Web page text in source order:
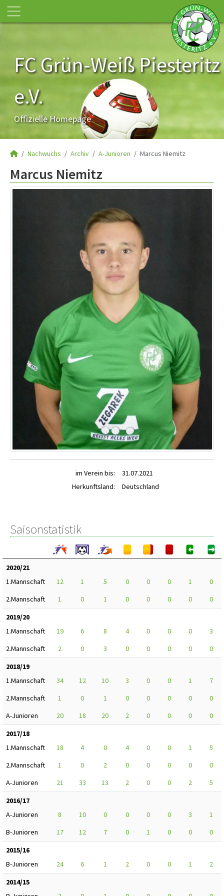
FC Grün-Weiß Piesteritz
e.V.
Offizielle Homepage
Nachwuchs Archiv A-Junioren Marcus Niemitz
Marcus Niemitz
im Verein bis:
31.07.2021
Herkunftsland:
Deutschland
Saisonstatistik
2020/21
1.Mannschaft
12 1 5 0 0 0 1
0
2.Mannschaft
1 0 1 0 0 0 0
0
2019/20
1.Mannschaft
19 6 8 4 0 0 0
3
2.Mannschaft
2 0 3 0 0 0 0
0
2018/19
1.Mannschaft
34 12 10 3 0 0 1
7
2.Mannschaft
1 0 1 0 0 0 0
0
A-Junioren
20 18 20 2 0 0 0
0
2017/18
1.Mannschaft
18 4 0 4 0 0 1
5
2.Mannschaft
1 0 2 0 0 0 0
0
A-Junioren
21 33 13 2 0 0 2
5
2016/17
A-Junioren
8 10 0 0 0 0 3
1
B-Junioren
17 12 7 0 1 0 0
0
2015/16
B-Junioren
24 6 1 2 0 0 1
2
2014/15